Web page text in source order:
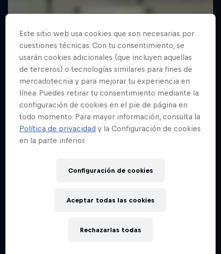
Este sitio web usa cookies que son necesarias por
cuestiones técnicas. Con tu consentimiento, se
usarán cookies adicionales (que incluyen aquellas
de terceros) o tecnologías similares para fines de
mercadotecnia y para mejorar tu experiencia en
línea. Puedes retirar tu consentimiento mediante la
configuración de cookies en el pie de página en
todo momento. Para mayor información, consulta la
Política de privacidad y la Configuración de cookies
en la parte inferior.
Configuración de cookies
Rechazarlas todas
Aceptar todas las cookies